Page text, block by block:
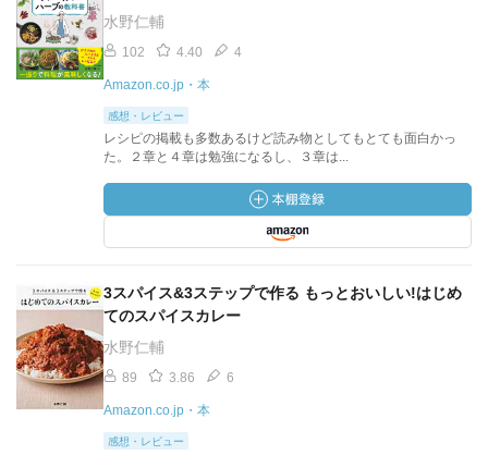
水野仁輔
102 4.40 4
Amazon.co.jp・本
感想・レビュー
レシピの掲載も多数あるけど読み物としてもとても面白かっ
た。２章と４章は勉強になるし、３章は...
3スパイス&3ステップで作る もっとおいしい!はじめ
てのスパイスカレー
水野仁輔
89 3.86 6
Amazon.co.jp・本
感想・レビュー